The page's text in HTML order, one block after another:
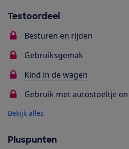
Testoordeel
Besturen en rijden
Gebruiksgemak
Kind in de wagen
Gebruik met autostoeltje
Bekijk alles
Pluspunten